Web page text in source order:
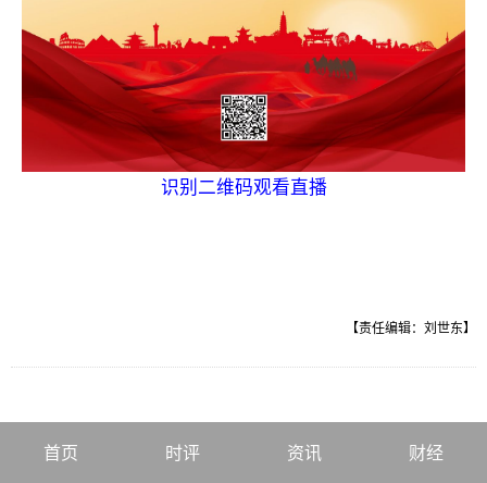
识别二维码观看直播
【责任编辑：刘世东】
首页 时评 资讯 财经